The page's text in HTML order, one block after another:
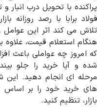
پراکنده با تحویل درب
فولاد برابا با رصد روزانه
تلاش می کند اثر این عوامل
هنگام استعلام قیمت، علاوه
که امروز چه عواملی باعث
شده و آیا خرید را جلو
مرحله ای انجام دهید.
های خرید خود را بر اساس
بازار، تنظیم کنید.